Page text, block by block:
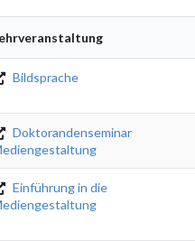
Bildsprache
Doktorandenseminar
Einführung in die